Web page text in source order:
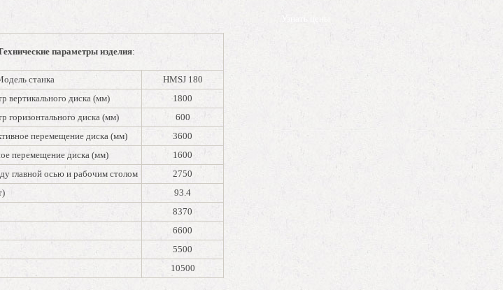
Узнать цены
параметры изделия:
станка
HMSJ 180
вертикального диска (мм)
1800
горизонтального диска (мм)
600
перемещение диска (мм)
3600
перемещение диска (мм)
1600
главной осью и рабочим столом
2750
93.4
8370
6600
5500
10500